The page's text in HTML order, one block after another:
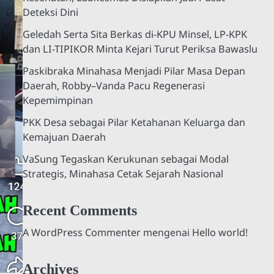
Deteksi Dini
Geledah Serta Sita Berkas di-KPU Minsel, LP-KPK
dan LI-TIPIKOR Minta Kejari Turut Periksa Bawaslu
Paskibraka Minahasa Menjadi Pilar Masa Depan
Daerah, Robby–Vanda Pacu Regenerasi
Kepemimpinan
PKK Desa sebagai Pilar Ketahanan Keluarga dan
Kemajuan Daerah
VaSung Tegaskan Kerukunan sebagai Modal
Strategis, Minahasa Cetak Sejarah Nasional
Recent Comments
A WordPress Commentermengenai Hello world!
Archives